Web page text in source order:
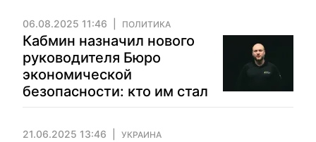
06.08.2025 11:46 ПОЛИТИКА
Кабмин назначил нового
руководителя Бюро
экономической
безопасности: кто им стал
21.06.2025 13:46 УКРАИНА